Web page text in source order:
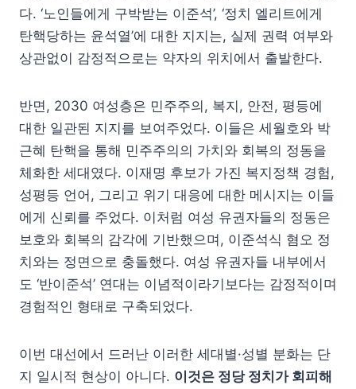
다. ‘노인들에게 구박받는 이준석’, ‘정치 엘리트에게
탄핵당하는 윤석열’에 대한 지지는, 실제 권력 여부와
상관없이 감정적으로는 약자의 위치에서 출발한다.
반면, 2030 여성층은 민주주의, 복지, 안전, 평등에
대한 일관된 지지를 보여주었다. 이들은 세월호와 박
근혜 탄핵을 통해 민주주의의 가치와 회복의 정동을
체화한 세대였다. 이재명 후보가 가진 복지정책 경험,
성평등 언어, 그리고 위기 대응에 대한 메시지는 이들
에게 신뢰를 주었다. 이처럼 여성 유권자들의 정동은
보호와 회복의 감각에 기반했으며, 이준석식 혐오 정
치와는 정면으로 충돌했다. 여성 유권자들 내부에서
도 ‘반이준석’ 연대는 이념적이라기보다는 감정적이며
경험적인 형태로 구축되었다.
이번 대선에서 드러난 이러한 세대별·성별 분화는 단
지 일시적 현상이 아니다. 이것은 정당 정치가 회피해